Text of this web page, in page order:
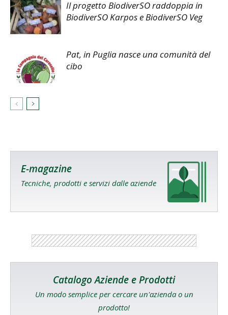
Il progetto BiodiverSO raddoppia in
BiodiverSO Karpos e BiodiverSO Veg
Pat, in Puglia nasce una comunità del
cibo
E-magazine
Tecniche, prodotti e servizi dalle aziende
Catalogo Aziende e Prodotti
Un modo semplice per cercare un'azienda o un
prodotto!